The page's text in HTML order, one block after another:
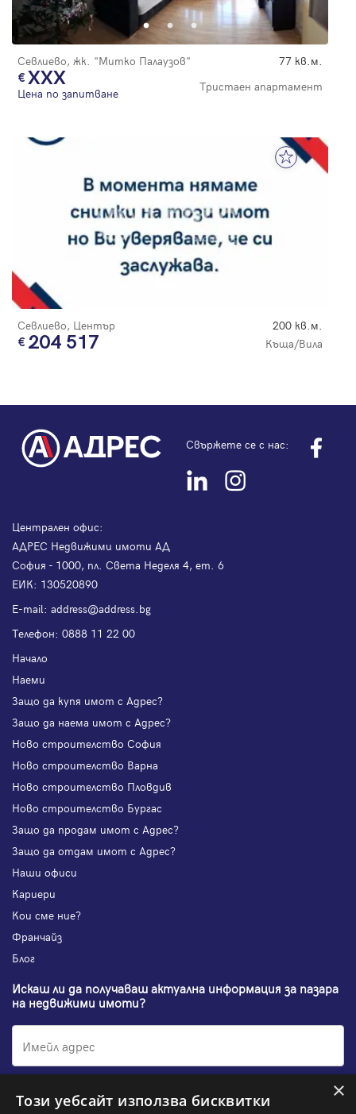
Севлиево, жк. "Митко Палаузов" 77 кв.м.
XXX
Цена по запитване Тристаен апартамент
Севлиево, Център 200 кв.м.
204 517 Къща/Вила
Свържете се с нас:
Централен офис:
АДРЕС Недвижими имоти АД
София - 1000, пл. Света Неделя 4, ет. 6
ЕИК: 130520890
Е-mail: address@address.bg
Телефон: 0888 11 22 00
Начало
Наеми
Защо да купя имот с Адрес?
Защо да наема имот с Адрес?
Ново строителство София
Ново строителство Варна
Ново строителство Пловдив
Ново строителство Бургас
Защо да продам имот с Адрес?
Защо да отдам имот с Адрес?
Наши офиси
Кариери
Кои сме ние?
Франчайз
Блог
Искаш ли да получаваш актуална информация за пазара
на недвижими имоти?
Абонирам се ×
Този уебсайт използва бисквитки